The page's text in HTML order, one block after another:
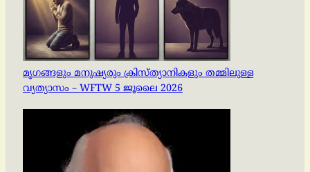
മൃഗങ്ങളും മനുഷ്യരും ക്രിസ്ത്യാനികളും തമ്മിലുള്ള
വ്യത്യാസം – WFTW 5 ജൂലൈ 2026